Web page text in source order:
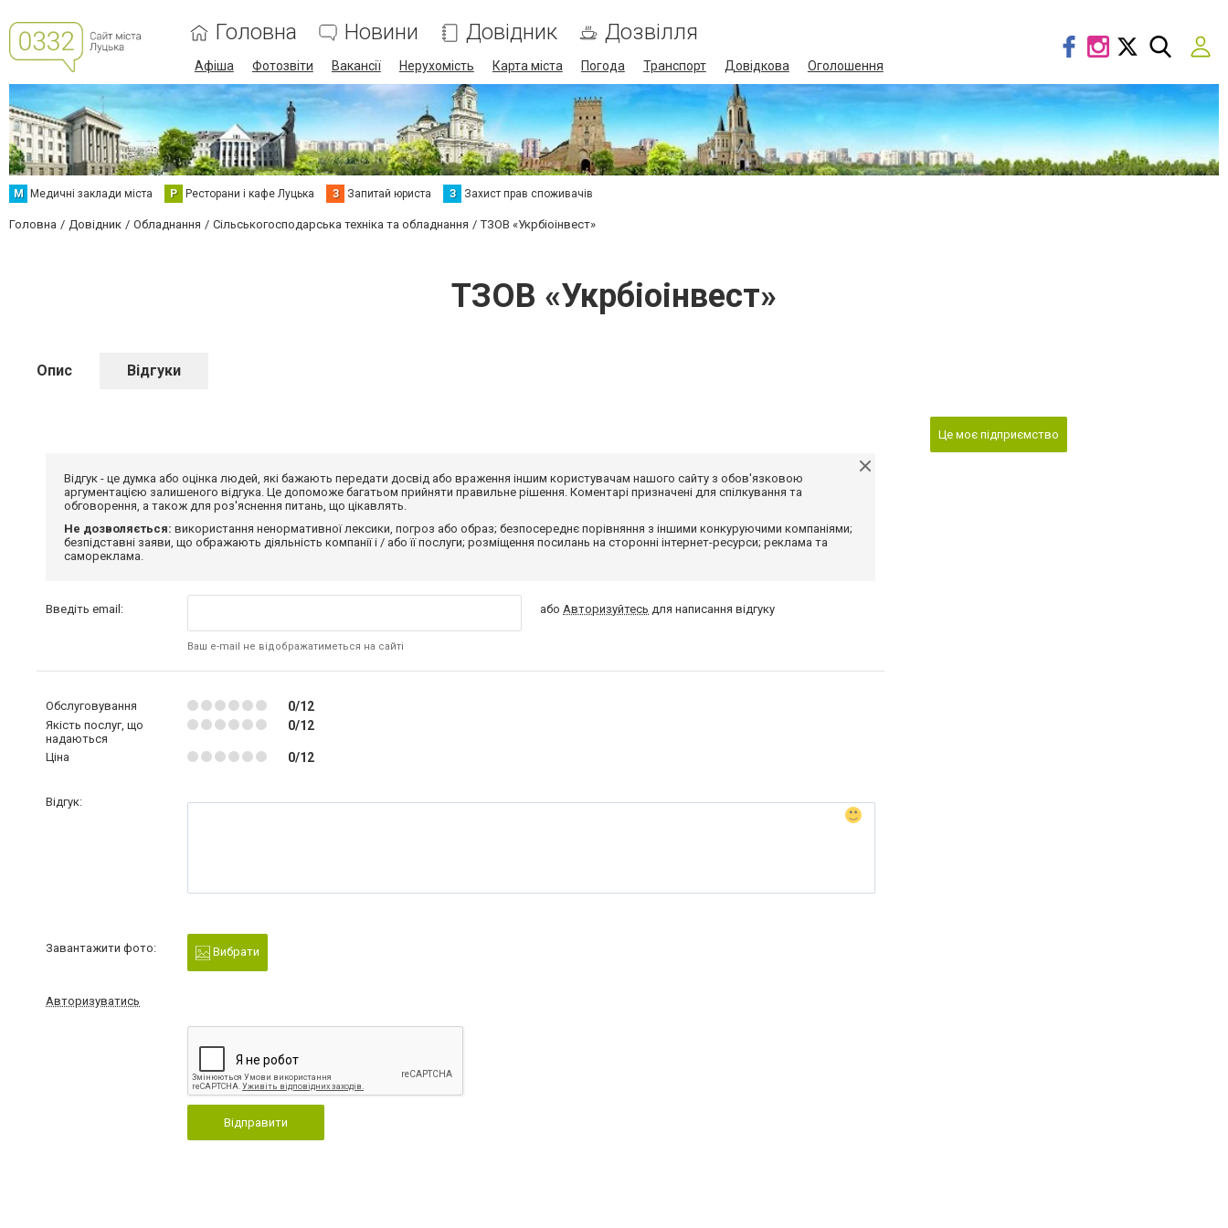
Головна Новини Довідник Дозвілля
Афіша Фотозвіти Вакансії Нерухомість Карта міста Погода Транспорт Довідкова Оголошення
М Медичні заклади міста Р Ресторани і кафе Луцька З Запитай юриста З Захист прав споживачів
Головна Довідник Обладнання Сільськогосподарська техніка та обладнання ТЗОВ «Укрбіоінвест»
ТЗОВ «Укрбіоінвест»
Опис Відгуки
Відгук - це думка або оцінка людей, які бажають передати досвід або враження іншим користувачам нашого сайту з обов'язковою
аргументацією залишеного відгука. Це допоможе багатьом прийняти правильне рішення. Коментарі призначені для спілкування та
обговорення, а також для роз'яснення питань, що цікавлять.
Не дозволяється: використання ненормативної лексики, погроз або образ; безпосереднє порівняння з іншими конкуруючими компаніями;
безпідставні заяви, що ображають діяльність компанії і / або її послуги; розміщення посилань на сторонні інтернет-ресурси; реклама та
самореклама.
Введіть email:
Ваш e-mail не відображатиметься на сайті
абоАвторизуйтесь для написання відгуку
Обслуговування 0/12
Якість послуг, що
надаються
0/12
Ціна 0/12
Відгук:
Завантажити фото: Вибрати
Авторизуватись
Відправити
Це моє підприємство